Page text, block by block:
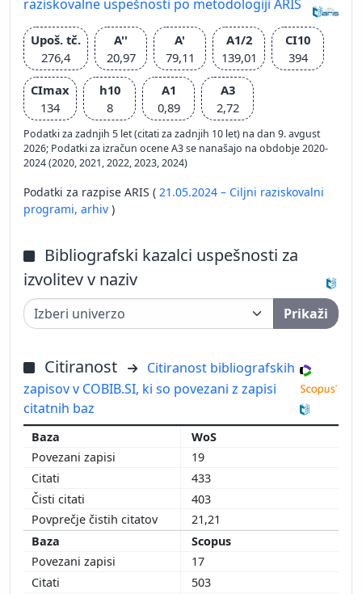
raziskovalne uspešnosti po metodologiji ARIS
Upoš. tč.
276,4
A''
20,97
A'
79,11
A1/2
139,01
CI10
394
CImax
134
h10
8
A1
0,89
A3
2,72
Podatki za zadnjih 5 let (citati za zadnjih 10 let) na dan 9. avgust
2026; Podatki za izračun ocene A3 se nanašajo na obdobje 2020-
2024 (2020, 2021, 2022, 2023, 2024)
Podatki za razpise ARIS ( 21.05.2024 – Ciljni raziskovalni
programi, arhiv )
Bibliografski kazalci uspešnosti za
izvolitev v naziv
Prikaži
Citiranost
Citiranost bibliografskih
zapisov v COBIB.SI, ki so povezani z zapisi
citatnih baz
WoS
19
433
403
21,21
Scopus
17
503